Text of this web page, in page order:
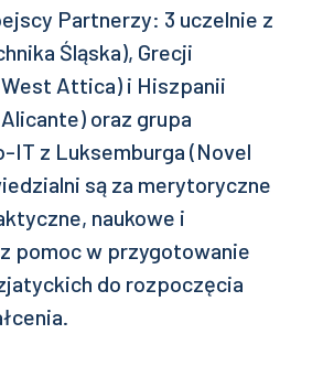
Partnerzy: 3 uczelnie z
Śląska), Grecji
Attica) i Hiszpanii
oraz grupa
IT z Luksemburga (Novel
są za merytoryczne
naukowe i
pomoc w przygotowanie
do rozpoczęcia